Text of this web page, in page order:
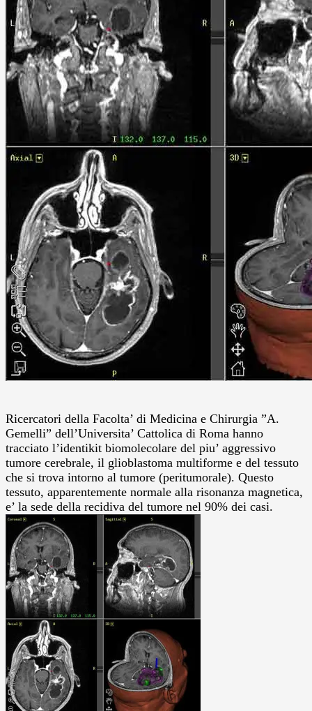
Ricercatori della Facolta’ di Medicina e Chirurgia ”A.
Gemelli” dell’Universita’ Cattolica di Roma hanno
tracciato l’identikit biomolecolare del piu’ aggressivo
tumore cerebrale, il glioblastoma multiforme e del tessuto
che si trova intorno al tumore (peritumorale). Questo
tessuto, apparentemente normale alla risonanza magnetica,
e’ la sede della recidiva del tumore nel 90% dei casi.